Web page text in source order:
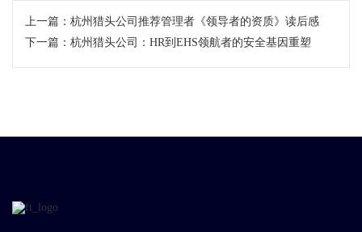
上一篇： 杭州猎头公司推荐管理者《领导者的资质》读后感
下一篇： 杭州猎头公司：HR到EHS领航者的安全基因重塑